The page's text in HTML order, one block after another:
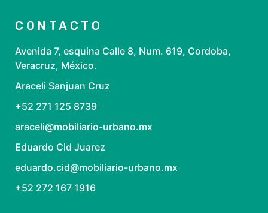
CONTACTO
Avenida 7, esquina Calle 8, Num. 619, Cordoba,
Veracruz, México.
Araceli Sanjuan Cruz
+52 271 125 8739
araceli@mobiliario-urbano.mx
Eduardo Cid Juarez
eduardo.cid@mobiliario-urbano.mx
+52 272 167 1916